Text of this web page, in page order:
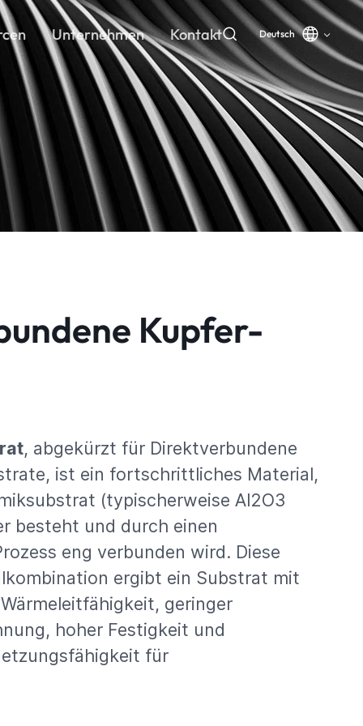
Unternehmen Kontakt Deutsch
Kupfer-
, abgekürzt für Direktverbundene
, ist ein fortschrittliches Material,
(typischerweise Al2O3
besteht und durch einen
eng verbunden wird. Diese
ergibt ein Substrat mit
geringer
hoher Festigkeit und
für